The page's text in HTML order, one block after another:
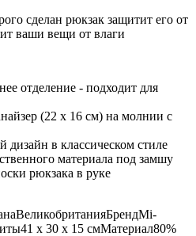
сделан рюкзак защитит его от
ваши вещи от влаги
отделение - подходит для
(22 x 16 см) на молнии с
в классическом стиле
материала под замшу
рюкзака в руке
x 30 x 15 смМатериал80%